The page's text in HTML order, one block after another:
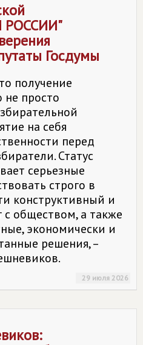
РОССИИ"
Госдумы
получение
не просто
на себя
перед
Статус
серьезные
строго в
конструктивный и
обществом, а также
экономически и
решения, –
29 июля 2026